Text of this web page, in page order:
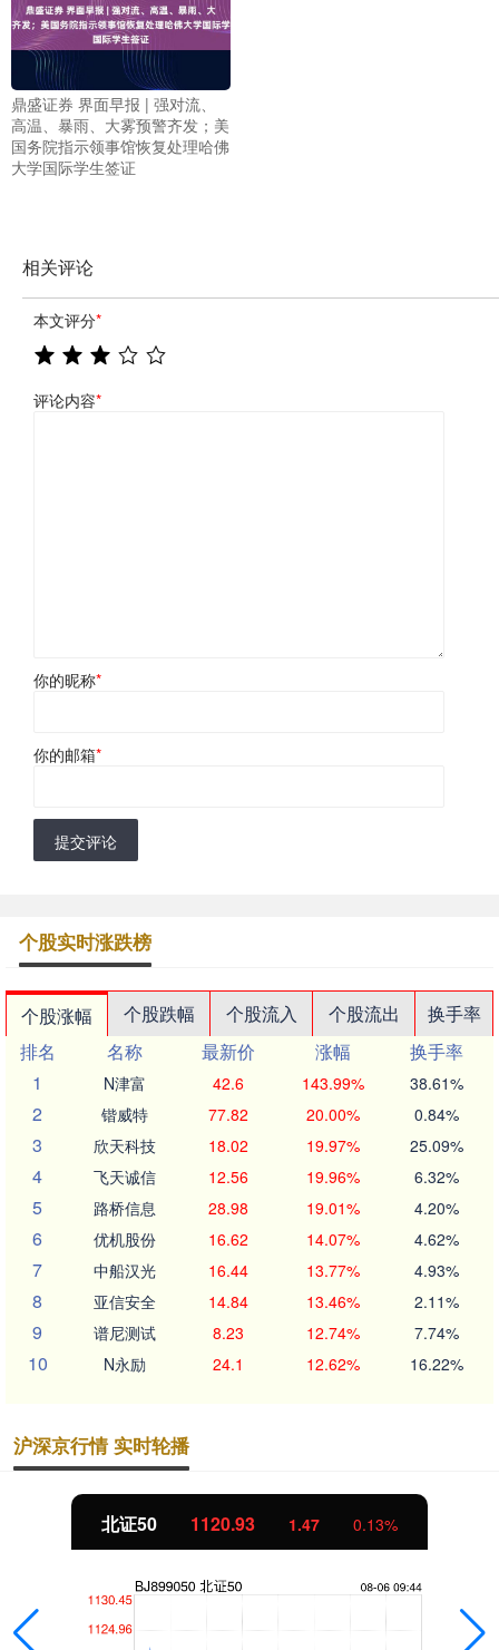
鼎盛证券 界面早报 | 强对流、
高温、暴雨、大雾预警齐发；美
国务院指示领事馆恢复处理哈佛
大学国际学生签证
相关评论
本文评分*
评论内容*
你的昵称*
你的邮箱*
提交评论
个股实时涨跌榜
个股涨幅 个股跌幅 个股流入 个股流出
换手率
排名
名称 最新价 涨幅
换手率
1
N津富 42.6 143.99% 38.61%
2 锴威特 77.82 20.00% 0.84%
3 欣天科技 18.02 19.97% 25.09%
4 飞天诚信 12.56 19.96% 6.32%
5 路桥信息 28.98 19.01% 4.20%
6 优机股份 16.62 14.07% 4.62%
7 中船汉光 16.44 13.77% 4.93%
8 亚信安全 14.84 13.46% 2.11%
9 谱尼测试 8.23 12.74% 7.74%
10 N永励 24.1 12.62% 16.22%
沪深京行情 实时轮播
北证50 1120.93 1.47 0.13%